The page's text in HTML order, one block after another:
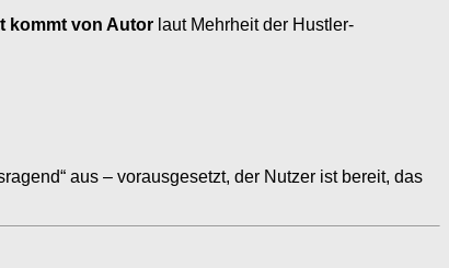
kommt von Autor laut Mehrheit der Hustler-
aus – vorausgesetzt, der Nutzer ist bereit, das